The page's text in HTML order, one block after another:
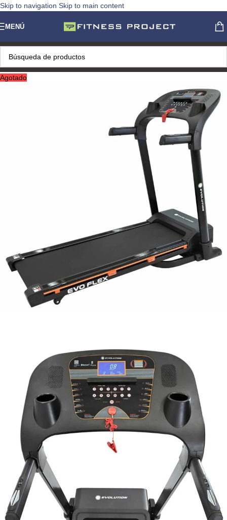
Skip to navigation Skip to main content
MENÚ
Agotado